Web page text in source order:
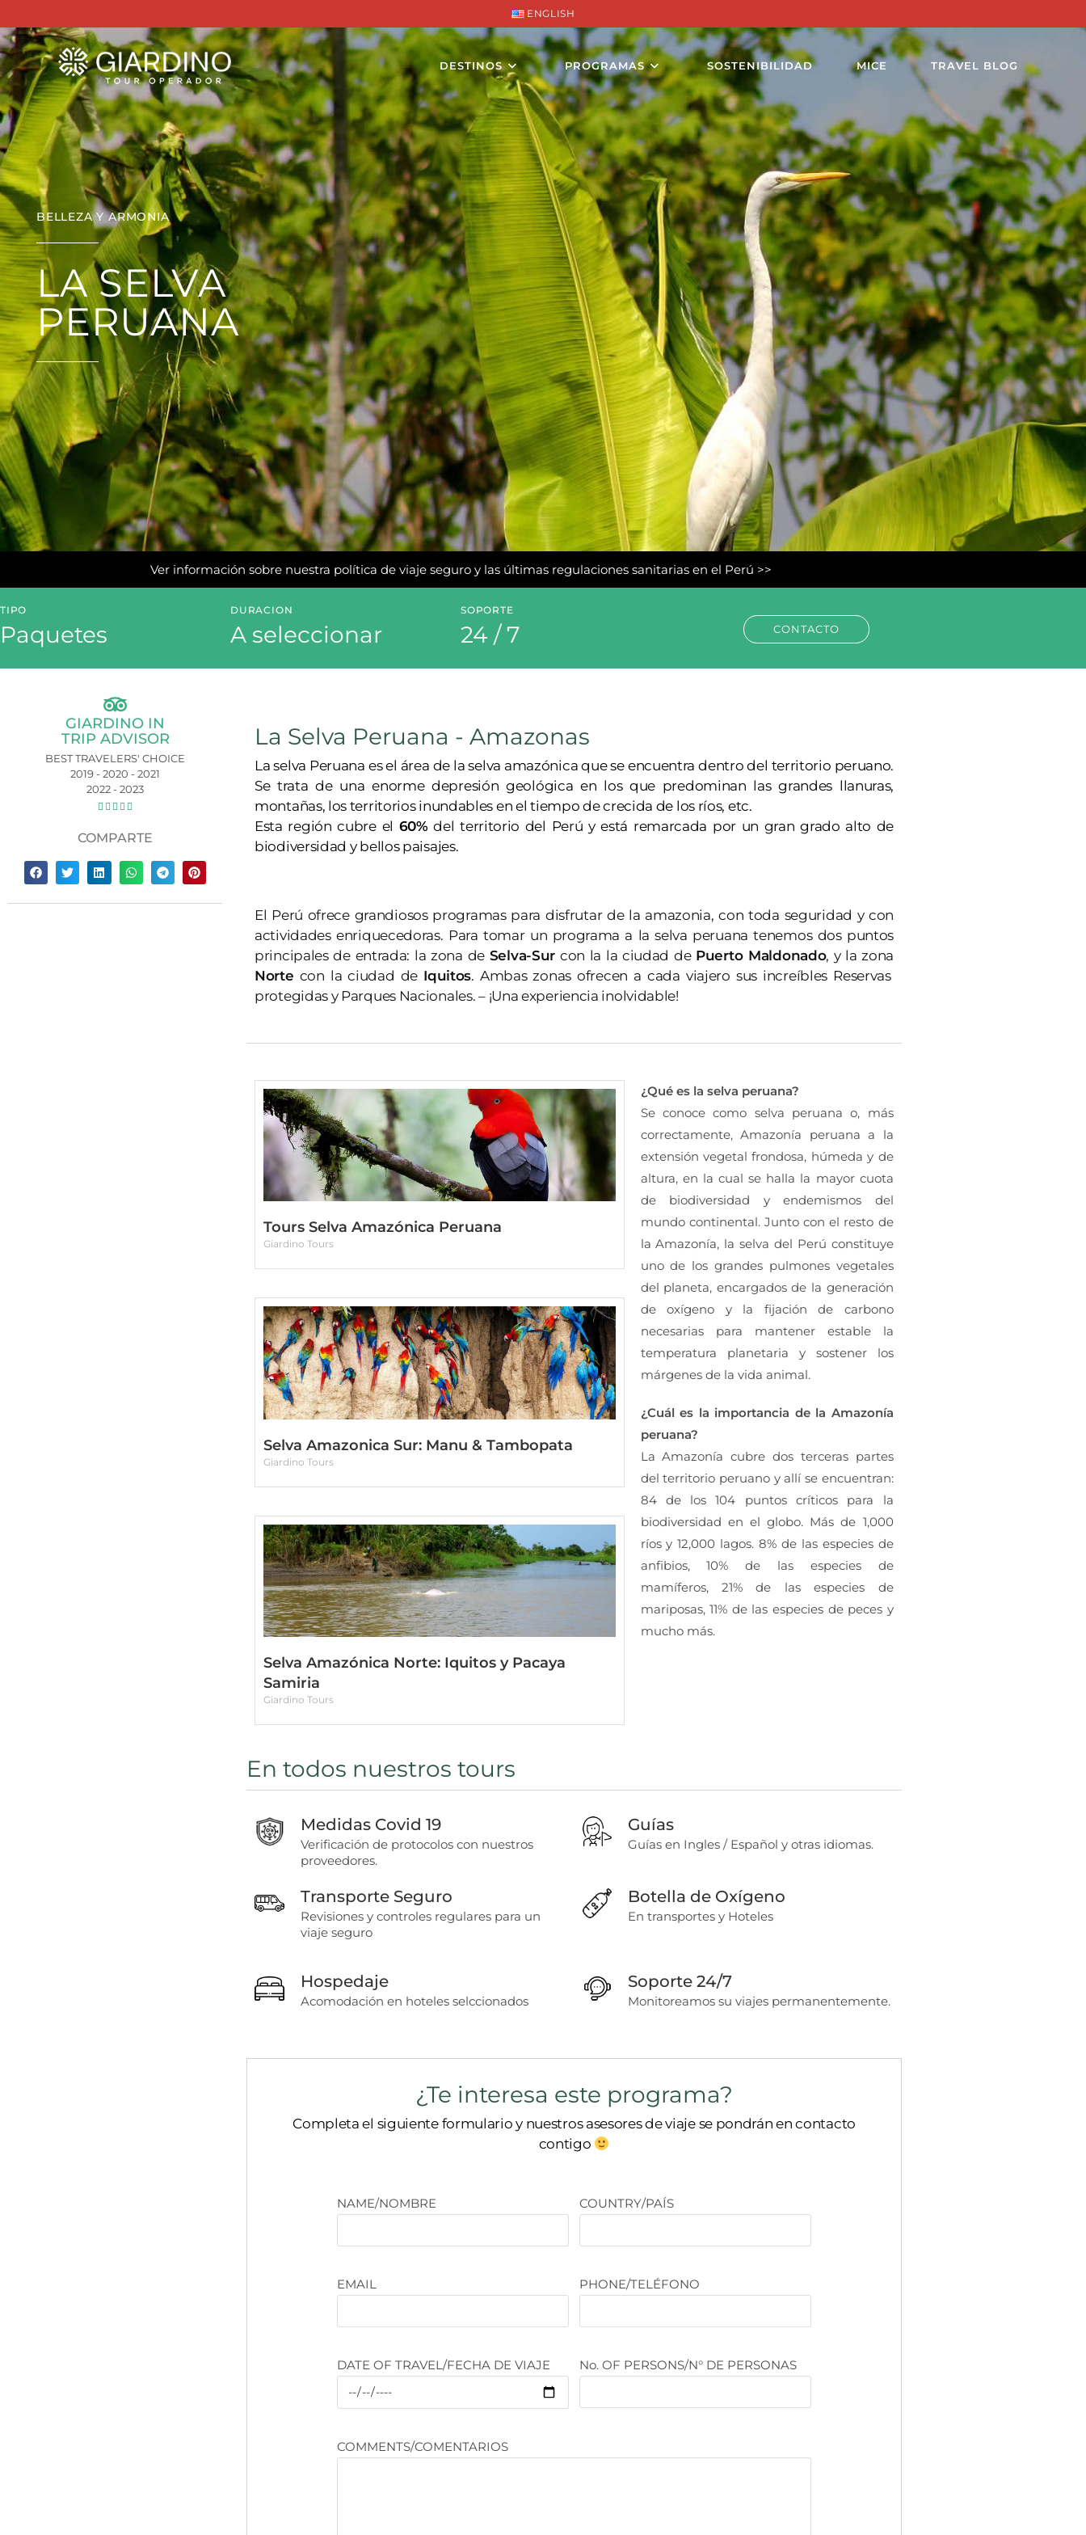
ENGLISH
DESTINOS PROGRAMAS SOSTENIBILIDAD MICE TRAVEL BLOG
BELLEZA Y ARMONIA
LA SELVA
PERUANA
Ver información sobre nuestra política de viaje seguro y las últimas regulaciones sanitarias en el Perú >>
TIPO
Paquetes
DURACION
A seleccionar
SOPORTE
24 / 7 CONTACTO
GIARDINO IN
TRIP ADVISOR
BEST TRAVELERS' CHOICE
2019 - 2020 - 2021
2022 - 2023
    
COMPARTE
La Selva Peruana - Amazonas
La selva Peruana es el área de la selva amazónica que se encuentra dentro del territorio peruano.
Se trata de una enorme depresión geológica en los que predominan las grandes llanuras,
montañas, los territorios inundables en el tiempo de crecida de los ríos, etc.
Esta región cubre el 60% del territorio del Perú y está remarcada por un gran grado alto de
biodiversidad y bellos paisajes.
El Perú ofrece grandiosos programas para disfrutar de la amazonia, con toda seguridad y con
actividades enriquecedoras. Para tomar un programa a la selva peruana tenemos dos puntos
principales de entrada: la zona de Selva-Sur con la la ciudad de Puerto Maldonado, y la zona
Norte con la ciudad de Iquitos. Ambas zonas ofrecen a cada viajero sus increíbles Reservas
protegidas y Parques Nacionales. – ¡Una experiencia inolvidable!
Tours Selva Amazónica Peruana
Giardino Tours
Selva Amazonica Sur: Manu & Tambopata
Giardino Tours
Selva Amazónica Norte: Iquitos y Pacaya
Samiria
Giardino Tours
¿Qué es la selva peruana?
Se conoce como selva peruana o, más
correctamente, Amazonía peruana a la
extensión vegetal frondosa, húmeda y de
altura, en la cual se halla la mayor cuota
de biodiversidad y endemismos del
mundo continental. Junto con el resto de
la Amazonía, la selva del Perú constituye
uno de los grandes pulmones vegetales
del planeta, encargados de la generación
de oxígeno y la fijación de carbono
necesarias para mantener estable la
temperatura planetaria y sostener los
márgenes de la vida animal.
¿Cuál es la importancia de la Amazonía
peruana?
La Amazonía cubre dos terceras partes
del territorio peruano y allí se encuentran:
84 de los 104 puntos críticos para la
biodiversidad en el globo. Más de 1,000
ríos y 12,000 lagos. 8% de las especies de
anfibios, 10% de las especies de
mamíferos, 21% de las especies de
mariposas, 11% de las especies de peces y
mucho más.
En todos nuestros tours
Medidas Covid 19
Verificación de protocolos con nuestros
proveedores.
Guías
Guías en Ingles / Español y otras idiomas.
Transporte Seguro
Revisiones y controles regulares para un
viaje seguro
Botella de Oxígeno
En transportes y Hoteles
Hospedaje
Acomodación en hoteles selccionados
Soporte 24/7
Monitoreamos su viajes permanentemente.
¿Te interesa este programa?
Completa el siguiente formulario y nuestros asesores de viaje se pondrán en contacto
contigo
NAME/NOMBRE COUNTRY/PAÍS
EMAIL PHONE/TELÉFONO
DATE OF TRAVEL/FECHA DE VIAJE No. OF PERSONS/N° DE PERSONAS
COMMENTS/COMENTARIOS